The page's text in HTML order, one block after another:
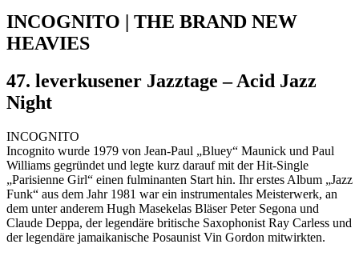
INCOGNITO | THE BRAND NEW
HEAVIES
47. leverkusener Jazztage – Acid Jazz
Night
INCOGNITO
Incognito wurde 1979 von Jean-Paul „Bluey“ Maunick und Paul
Williams gegründet und legte kurz darauf mit der Hit-Single
„Parisienne Girl“ einen fulminanten Start hin. Ihr erstes Album „Jazz
Funk“ aus dem Jahr 1981 war ein instrumentales Meisterwerk, an
dem unter anderem Hugh Masekelas Bläser Peter Segona und
Claude Deppa, der legendäre britische Saxophonist Ray Carless und
der legendäre jamaikanische Posaunist Vin Gordon mitwirkten.